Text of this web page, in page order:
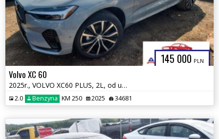
145 000 PLN
Volvo XC 60
2025r., VOLVO XC60 PLUS, 2L, od ubezpieczalni
2.0 Benzyna KM 250 2025 34681